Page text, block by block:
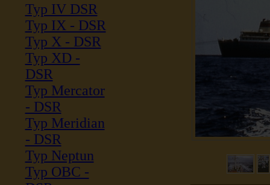
Typ IV DSR
Typ IX - DSR
Typ X - DSR
Typ XD -
DSR
Typ Mercator
- DSR
Typ Meridian
- DSR
Typ Neptun
Typ OBC -